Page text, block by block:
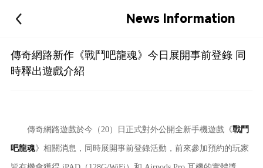
News Information
傳奇網路新作《戰鬥吧龍魂》今日展開事前登錄 同
時釋出遊戲介紹
傳奇網路遊戲於今（20）日正式對外公開全新手機遊戲《戰鬥
吧龍魂》相關消息，同時展開事前登錄活動，前來參加預約的玩家